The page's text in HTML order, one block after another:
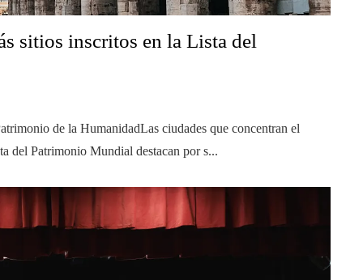
sitios inscritos en la Lista del
de la HumanidadLas ciudades que concentran el
del Patrimonio Mundial destacan por s...